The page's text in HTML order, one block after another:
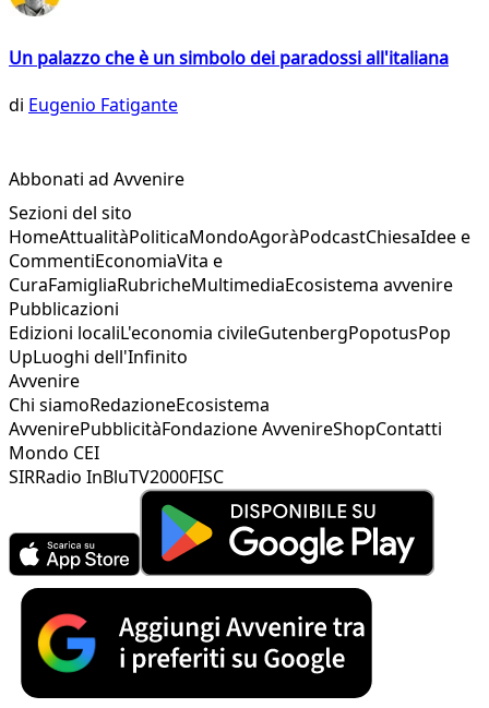
Un palazzo che è un simbolo dei paradossi all'italiana
di Eugenio Fatigante
Abbonati ad Avvenire
Sezioni del sito
HomeAttualitàPoliticaMondoAgoràPodcastChiesaIdee e
CommentiEconomiaVita e
CuraFamigliaRubricheMultimediaEcosistema avvenire
Pubblicazioni
Edizioni localiL'economia civileGutenbergPopotusPop
UpLuoghi dell'Infinito
Avvenire
Chi siamoRedazioneEcosistema
AvvenirePubblicitàFondazione AvvenireShopContatti
Mondo CEI
SIRRadio InBluTV2000FISC